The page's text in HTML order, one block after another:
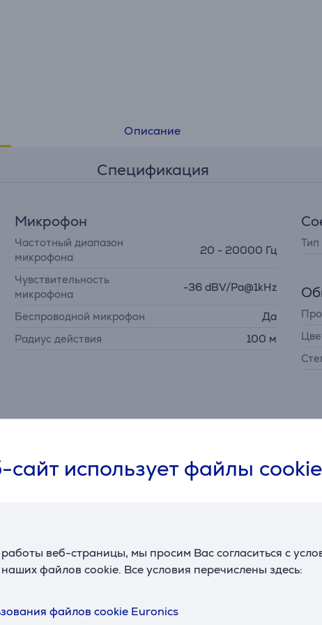
использует файлы cookie
веб-страницы, мы просим Вас согласиться с
файлов cookie. Все условия перечислены здесь:
файлов cookie Euronics
Описание
Спецификация
Микрофон
Частотный диапазон
микрофона
20 - 20000 Гц
Чувствительность
микрофона
-36 dBV/Pa@1kHz
Беспроводной микрофон
Да
Радиус действия
100 м
быстро и легко подключить свое устройство
и интуитивно – просто подключите и начинайте
отличную мобильность без прерывания связи.